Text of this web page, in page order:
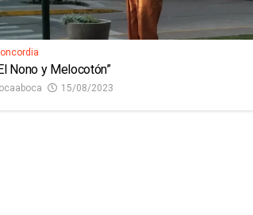
Nono y Melocotón”
15/08/2023